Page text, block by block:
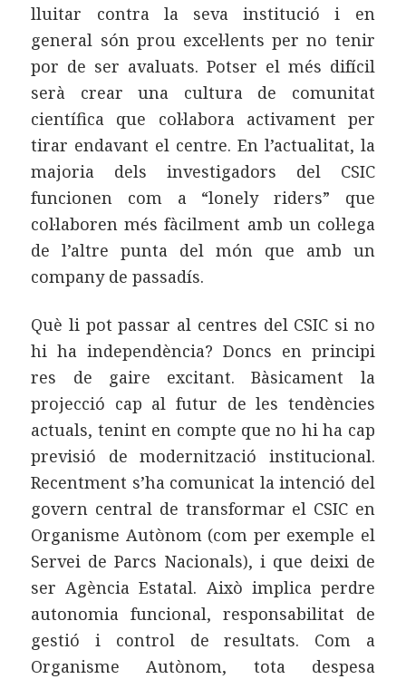
lluitar contra la seva institució i en
general són prou excel·lents per no tenir
por de ser avaluats. Potser el més difícil
serà crear una cultura de comunitat
científica que col·labora activament per
tirar endavant el centre. En l’actualitat, la
majoria dels investigadors del CSIC
funcionen com a “lonely riders” que
col·laboren més fàcilment amb un col·lega
de l’altre punta del món que amb un
company de passadís.
Què li pot passar al centres del CSIC si no
hi ha independència? Doncs en principi
res de gaire excitant. Bàsicament la
projecció cap al futur de les tendències
actuals, tenint en compte que no hi ha cap
previsió de modernització institucional.
Recentment s’ha comunicat la intenció del
govern central de transformar el CSIC en
Organisme Autònom (com per exemple el
Servei de Parcs Nacionals), i que deixi de
ser Agència Estatal. Això implica perdre
autonomia funcional, responsabilitat de
gestió i control de resultats. Com a
Organisme Autònom, tota despesa